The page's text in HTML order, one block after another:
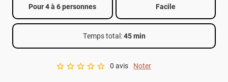
Guide d'achat
Pour 4 à 6 personnes Facile
Temps total:45 min
A star rating of 0 out of 5.
0 avis Noter